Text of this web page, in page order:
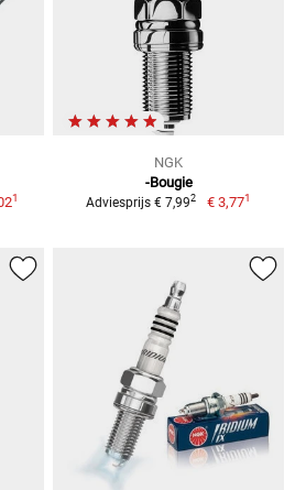
1
NGK
-Bougie
Adviesprijs € 7,992 € 3,771